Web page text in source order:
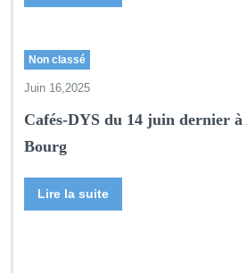
Non classé
Juin 16,2025
Cafés-DYS du 14 juin dernier
Bourg
Lire la suite